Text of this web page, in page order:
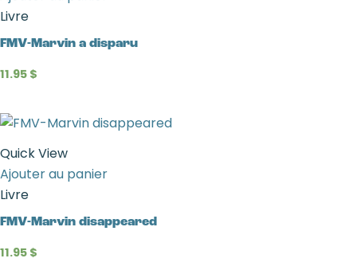
Livre
FMV-Marvin a disparu
11.95 $
Quick View
Ajouter au panier
Livre
FMV-Marvin disappeared
11.95 $